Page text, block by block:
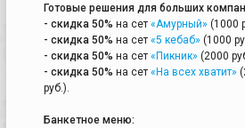
Готовые решения для больших
- скидка 50% на сет «Амурный» (1000
- скидка 50% на сет «5 кебаб» (1000
- скидка 50% на сет «Пикник» (2000
- скидка 50% на сет «На всех хватит»
руб.).
Банкетное меню: